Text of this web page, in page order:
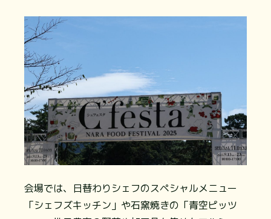
会場では、日替わりシェフのスペシャルメニュー
「シェフズキッチン」や石窯焼きの「青空ピッツ